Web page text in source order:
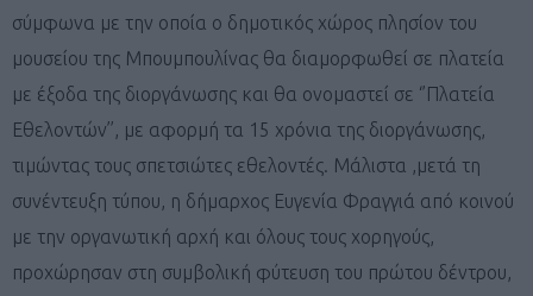
σύμφωνα με την οποία o δημοτικός χώρος πλησίον του
μουσείου της Μπουμπουλίνας θα διαμορφωθεί σε πλατεία
με έξοδα της διοργάνωσης και θα ονομαστεί σε ‘’Πλατεία
Εθελοντών’’, με αφορμή τα 15 χρόνια της διοργάνωσης,
τιμώντας τους σπετσιώτες εθελοντές. Μάλιστα ,μετά τη
συνέντευξη τύπου, η δήμαρχος Ευγενία Φραγγιά από κοινού
με την οργανωτική αρχή και όλους τους χορηγούς,
προχώρησαν στη συμβολική φύτευση του πρώτου δέντρου,